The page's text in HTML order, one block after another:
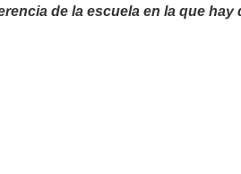
de la escuela en la que hay